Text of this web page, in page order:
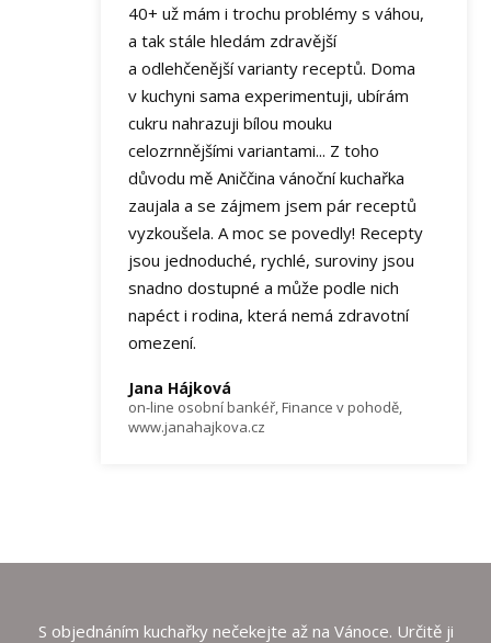
40+ už mám i trochu problémy s váhou,
a tak stále hledám zdravější
a odlehčenější varianty receptů. Doma
v kuchyni sama experimentuji, ubírám
cukru nahrazuji bílou mouku
celozrnnějšími variantami... Z toho
důvodu mě Aniččina vánoční kuchařka
zaujala a se zájmem jsem pár receptů
vyzkoušela. A moc se povedly! Recepty
jsou jednoduché, rychlé, suroviny jsou
snadno dostupné a může podle nich
napéct i rodina, která nemá zdravotní
omezení.
Jana Hájková
on-line osobní bankéř, Finance v pohodě,
www.janahajkova.cz
S objednáním kuchařky nečekejte až na Vánoce. Určitě ji